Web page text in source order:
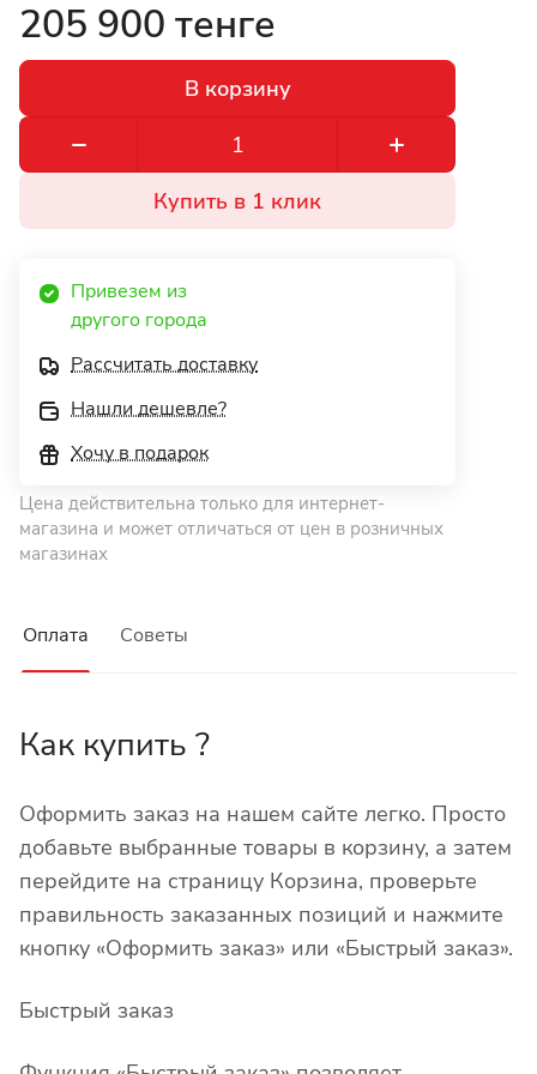
205 900 тенге
В корзину
Купить в 1 клик
Привезем из
другого города
Рассчитать доставку
Нашли дешевле?
Хочу в подарок
Цена действительна только для интернет-
магазина и может отличаться от цен в розничных
магазинах
Оплата Советы
Как купить ?
Оформить заказ на нашем сайте легко. Просто
добавьте выбранные товары в корзину, а затем
перейдите на страницу Корзина, проверьте
правильность заказанных позиций и нажмите
кнопку «Оформить заказ» или «Быстрый заказ».
Быстрый заказ